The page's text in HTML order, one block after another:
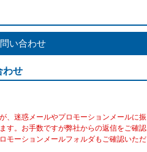
い合わせ
わせ
、迷惑メールやプロモーションメールに振
す。お手数ですが弊社からの返信をご確認
モーションメールフォルダもご確認いただ